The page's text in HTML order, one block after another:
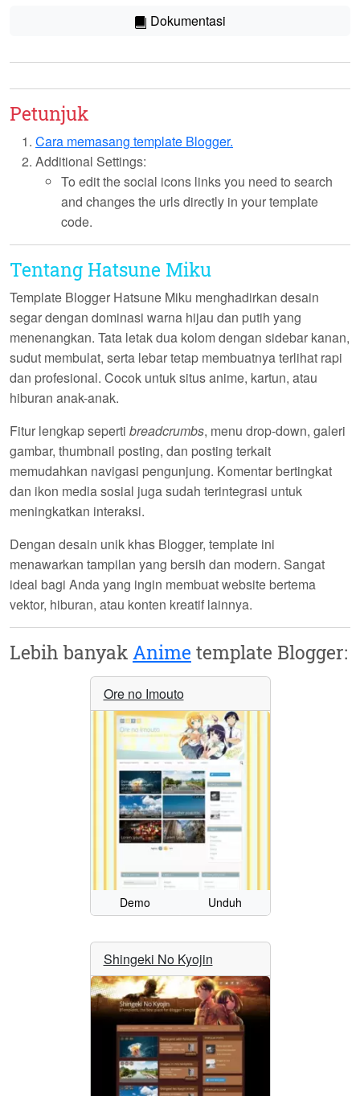
Dokumentasi
Petunjuk
Cara memasang template Blogger.
Additional Settings:
To edit the social icons links you need to search
and changes the urls directly in your template
code.
Tentang Hatsune Miku
Template Blogger Hatsune Miku menghadirkan desain
segar dengan dominasi warna hijau dan putih yang
menenangkan. Tata letak dua kolom dengan sidebar kanan,
sudut membulat, serta lebar tetap membuatnya terlihat rapi
dan profesional. Cocok untuk situs anime, kartun, atau
hiburan anak-anak.
Fitur lengkap seperti breadcrumbs, menu drop-down, galeri
gambar, thumbnail posting, dan posting terkait
memudahkan navigasi pengunjung. Komentar bertingkat
dan ikon media sosial juga sudah terintegrasi untuk
meningkatkan interaksi.
Dengan desain unik khas Blogger, template ini
menawarkan tampilan yang bersih dan modern. Sangat
ideal bagi Anda yang ingin membuat website bertema
vektor, hiburan, atau konten kreatif lainnya.
Lebih banyakAnime template Blogger:
Ore no Imouto
Demo Unduh
Shingeki No Kyojin